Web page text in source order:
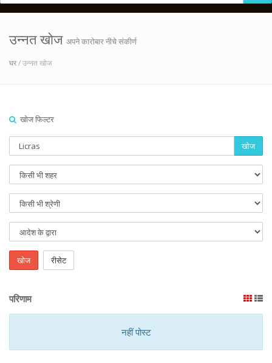
उन्नत खोज अपने कारोबार नीचे संकीर्ण
घर/ उन्नत खोज
खोज फिल्टर
खोज
खोज रीसेट
परिणाम
नहीं पोस्ट